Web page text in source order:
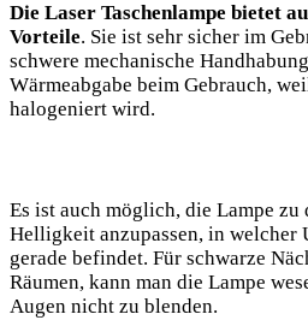
Die Laser Taschenlampe ⁤bietet
Vorteile. Sie ist sehr sicher im​
schwere mechanische
Wärmeabgabe beim ⁣Gebrauch,
halogeniert wird.
Es ist auch möglich, die Lampe zu
Helligkeit anzupassen, in welcher
gerade befindet. ‌Für schwarze
Räumen, kann man die Lampe
Augen nicht zu blenden.